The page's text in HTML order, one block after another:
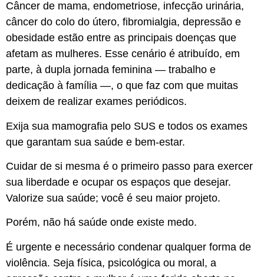
Câncer de mama, endometriose, infecção urinária,
câncer do colo do útero, fibromialgia, depressão e
obesidade estão entre as principais doenças que
afetam as mulheres. Esse cenário é atribuído, em
parte, à dupla jornada feminina — trabalho e
dedicação à família —, o que faz com que muitas
deixem de realizar exames periódicos.
Exija sua mamografia pelo SUS e todos os exames
que garantam sua saúde e bem-estar.
Cuidar de si mesma é o primeiro passo para exercer
sua liberdade e ocupar os espaços que desejar.
Valorize sua saúde; você é seu maior projeto.
Porém, não há saúde onde existe medo.
É urgente e necessário condenar qualquer forma de
violência. Seja física, psicológica ou moral, a